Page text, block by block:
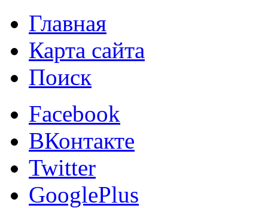
Главная
Карта сайта
Поиск
Facebook
ВКонтакте
Twitter
GooglePlus